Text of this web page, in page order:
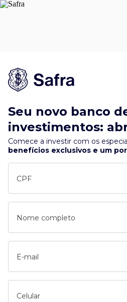
Seu novo banco
investimentos:
Comece a investir com os
benefícios exclusivos e um
CPF
Nome completo
E-mail
Celular